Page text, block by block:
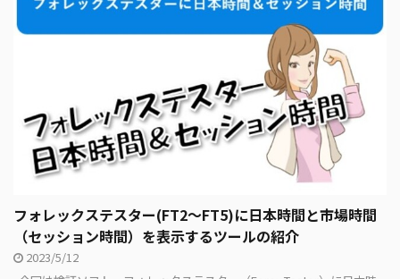
フォレックステスター(FT2～FT5)に日本時間と市場時間
（セッション時間）を表示するツールの紹介
2023/5/12